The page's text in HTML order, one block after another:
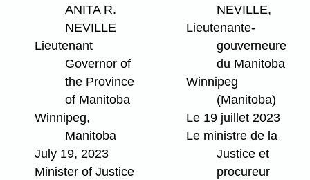
ANITA R.
NEVILLE
Lieutenant
Governor of
the Province
of Manitoba
Winnipeg,
Manitoba
July 19, 2023
Minister of Justice
NEVILLE,
Lieutenante-
gouverneure
du Manitoba
Winnipeg
(Manitoba)
Le 19 juillet 2023
Le ministre de la
Justice et
procureur